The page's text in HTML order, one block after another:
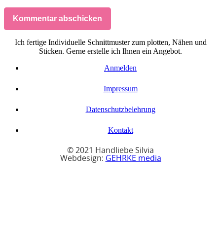
Kommentar abschicken
Ich fertige Individuelle Schnittmuster zum plotten, Nähen und
Sticken. Gerne erstelle ich Ihnen ein Angebot.
Anmelden
Impressum
Datenschutzbelehrung
Kontakt
© 2021 Handliebe Silvia
Webdesign: GEHRKE media